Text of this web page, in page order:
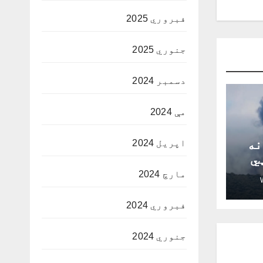
فبروري 2025
جنوري 2025
دسمبر 2024
مې 2024
اپریل 2024
مارچ 2024
فبروري 2024
جنوري 2024